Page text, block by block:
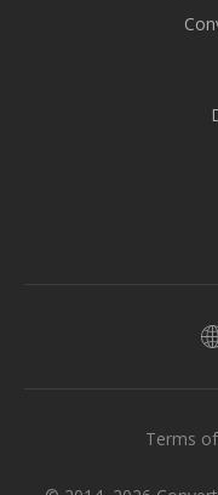
Terms